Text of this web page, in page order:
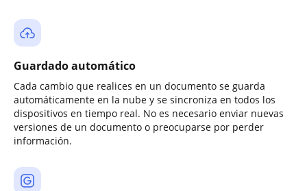
Guardado automático
Cada cambio que realices en un documento se guarda
automáticamente en la nube y se sincroniza en todos los
dispositivos en tiempo real. No es necesario enviar nuevas
versiones de un documento o preocuparse por perder
información.